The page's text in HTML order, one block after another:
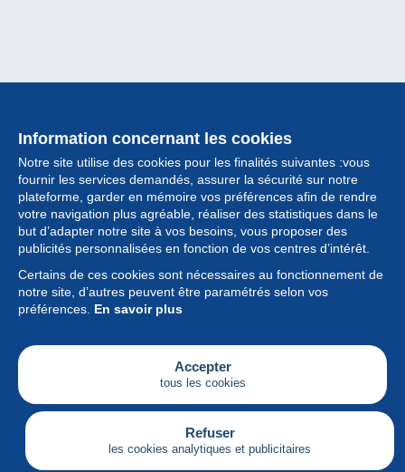
Information concernant les cookies
Notre site utilise des cookies pour les finalités suivantes :vous
fournir les services demandés, assurer la sécurité sur notre
plateforme, garder en mémoire vos préférences afin de rendre
votre navigation plus agréable, réaliser des statistiques dans le
but d’adapter notre site à vos besoins, vous proposer des
publicités personnalisées en fonction de vos centres d’intérêt.
Certains de ces cookies sont nécessaires au fonctionnement de
notre site, d’autres peuvent être paramétrés selon vos
préférences. En savoir plus
Accepter
tous les cookies
Refuser
les cookies analytiques et publicitaires
Collection
Actualités
Fonctionnalités
Société
Services
Articles